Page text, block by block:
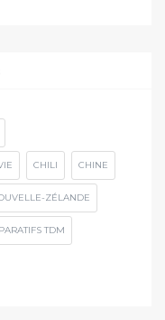
CHILI CHINE
ZÉLANDE
TDM